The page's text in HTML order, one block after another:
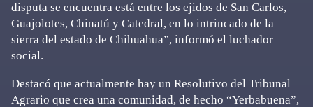
disputa se encuentra está entre los ejidos de San Carlos,
Guajolotes, Chinatú y Catedral, en lo intrincado de la
sierra del estado de Chihuahua”, informó el luchador
social.
Destacó que actualmente hay un Resolutivo del Tribunal
Agrario que crea una comunidad, de hecho “Yerbabuena”,